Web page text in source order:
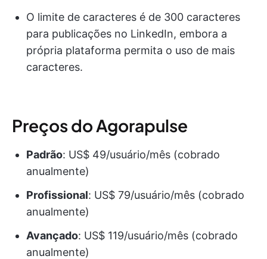
O limite de caracteres é de 300 caracteres
para publicações no LinkedIn, embora a
própria plataforma permita o uso de mais
caracteres.
Preços do Agorapulse
Padrão: US$ 49/usuário/mês (cobrado
anualmente)
Profissional: US$ 79/usuário/mês (cobrado
anualmente)
Avançado: US$ 119/usuário/mês (cobrado
anualmente)